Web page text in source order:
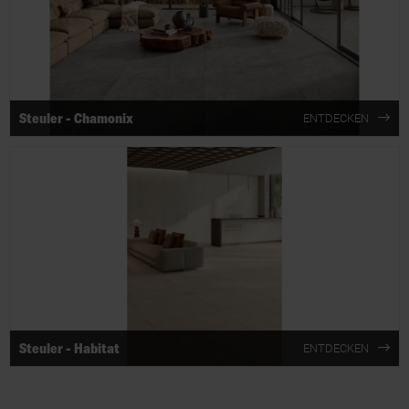
Steuler - Chamonix ENTDECKEN
Steuler - Habitat ENTDECKEN